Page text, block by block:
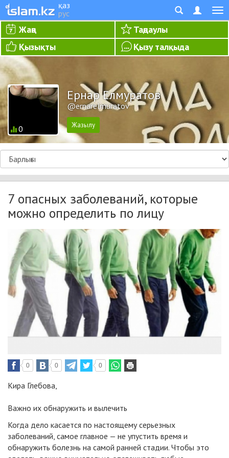
қаз
рус
Жаңа
Таңдаулы
Қызықты
Қызу талқыда
0
Ернар Елмуратов
@ernarelmuratov
7 опасных заболеваний, которые
можно определить по лицу
0 0 0
Кира Глебова,
Важно их обнаружить и вылечить
Когда дело касается по настоящему серьезных
заболеваний, самое главное — не упустить время и
обнаружить болезнь на самой ранней стадии. Чтобы это